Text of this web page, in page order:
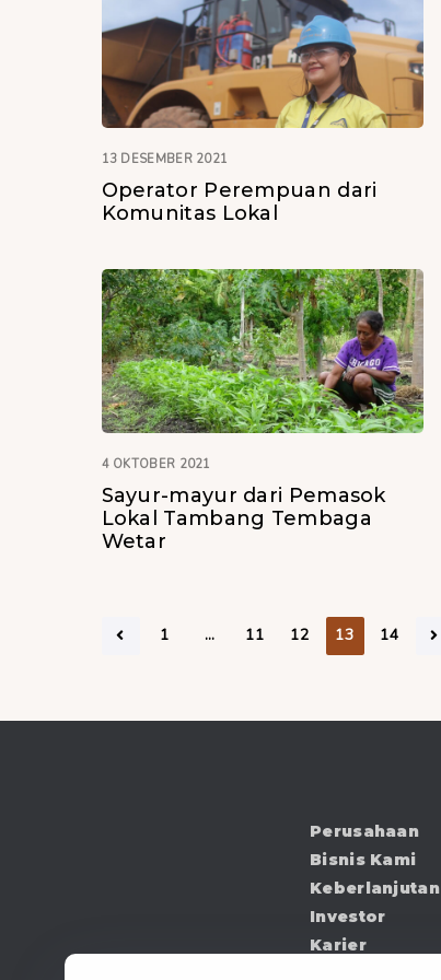
13 DESEMBER 2021
Operator Perempuan dari
Komunitas Lokal
4 OKTOBER 2021
Sayur-mayur dari Pemasok
Lokal Tambang Tembaga
Wetar
1 … 11 12 13 14
Perusahaan
Bisnis Kami
Keberlanjutan
Investor
Karier